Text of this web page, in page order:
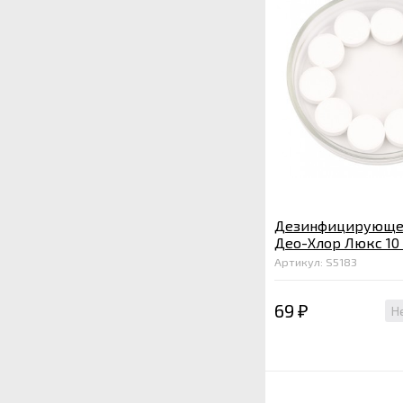
Део-Хлор Люкс 10
Артикул: S5183
69 ₽